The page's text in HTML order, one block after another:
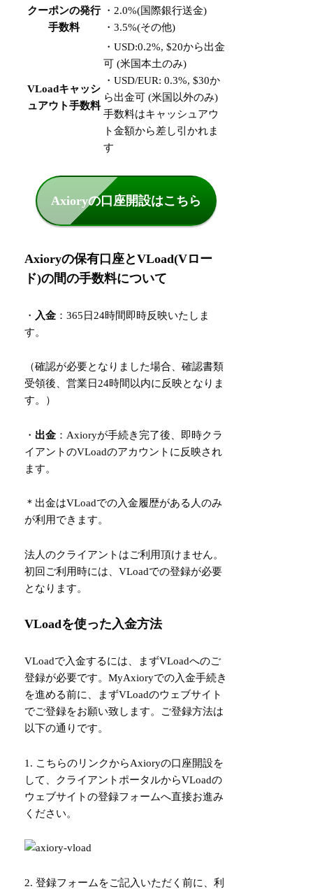
クーポンの発行
手数料
・2.0%(国際銀行送金)
・3.5%(その他)
VLoadキャッシ
ュアウト手数料
・USD:0.2%,$20から出金
可 (米国本土のみ)
・USD/EUR: 0.3%,$30か
ら出金可 (米国以外のみ)
手数料はキャッシュアウ
ト金額から差し引かれま
す
Axioryの口座開設はこちら
Axioryの保有口座とVLoad(Vロー
ド)の間の手数料について
・ 入金 ：365日24時間即時反映いたしま
す。
（確認が必要となりました場合、確認書類
受領後、営業日24時間以内に反映となりま
す。）
・ 出金 ：Axioryが手続き完了後、即時クラ
イアントのVLoadのアカウントに反映され
ます。
＊出金はVLoadでの入金履歴がある人のみ
が利用できます。
法人のクライアントはご利用頂けません。
初回ご利用時には、VLoadでの登録が必要
となります。
VLoadを使った入金方法
VLoadで入金するには、まずVLoadへのご
登録が必要です。MyAxioryでの入金手続き
を進める前に、まずVLoadのウェブサイト
でご登録をお願い致します。ご登録方法は
以下の通りです。
1. こちらのリンクからAxioryの口座開設を
して、クライアントポータルからVLoadの
ウェブサイトの登録フォームへ直接お進み
ください。
2. 登録フォームをご記入いただく前に、利